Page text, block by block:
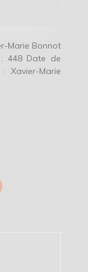
Marie Bonnot
448 Date de
Xavier-Marie